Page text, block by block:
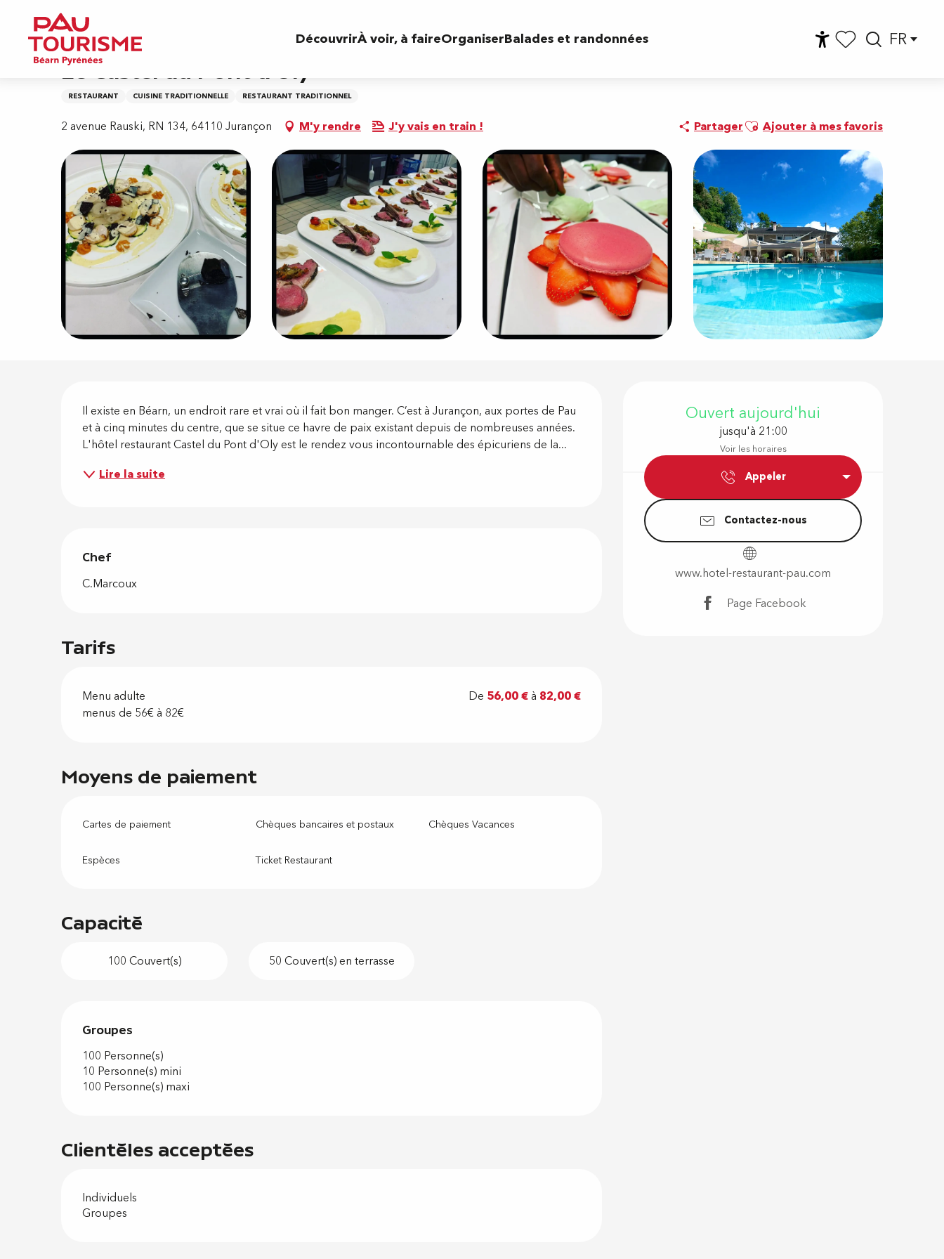
contenu
principal
FR
DécouvrirÀ voir, à faireOrganiserBalades et randonnées
Accueil
Le Castel du Pont d'Oly
RESTAURANT CUISINE TRADITIONNELLE RESTAURANT TRADITIONNEL
2 avenue Rauski, RN 134, 64110 Jurançon M'y rendre J'y vais en train ! PartagerAjouter aux favoris
Ajouter à mes favoris
Ouverture
Ouvert aujourd'hui
jusqu'à 21:00
Voir les horaires
Appeler
Contactez-nous
www.hotel-restaurant-pau.com
Page Facebook
Description
Il existe en Béarn, un endroit rare et vrai où il fait bon manger. C’est à Jurançon, aux portes de Pau
et à cinq minutes du centre, que se situe ce havre de paix existant depuis de nombreuses années.
L'hôtel restaurant Castel du Pont d'Oly est le rendez vous incontournable des épicuriens de la...
Lire la suite
Chef
Chef
C.Marcoux
Tarifs
Menu adulte De 56,00 €à 82,00 €
menus de 56€ à 82€
Moyens de paiement
Cartes de paiement Chèques bancaires et postaux Chèques Vacances
Espèces Ticket Restaurant
Capacité
100 Couvert(s) 50 Couvert(s) en terrasse
Groupes
Groupes
100 Personne(s)
10 Personne(s) mini
100 Personne(s) maxi
Clientèles acceptées
Individuels
Groupes